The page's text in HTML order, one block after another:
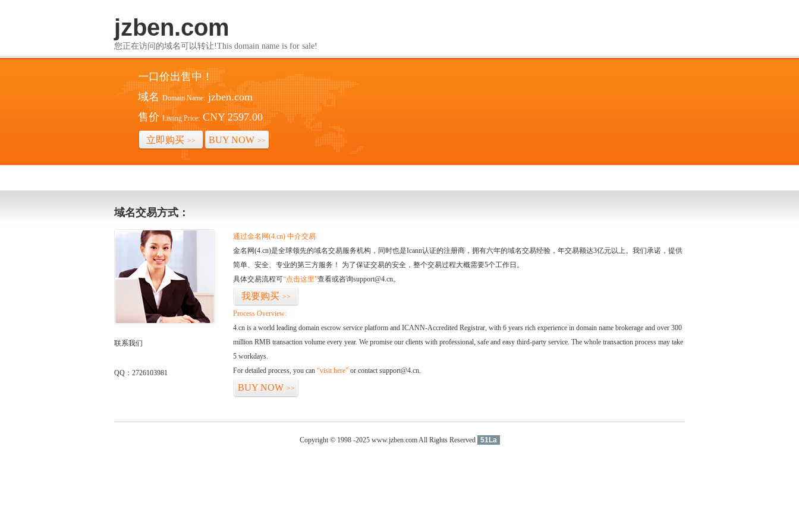
jzben.com
您正在访问的域名可以转让!This domain name is for sale!
一口价出售中！
域名 Domain Name: jzben.com
售价 Listing Price: CNY 2597.00
立即购买 >> BUY NOW >>
域名交易方式：
联系我们
QQ：2726103981
通过金名网(4.cn) 中介交易
金名网(4.cn)是全球领先的域名交易服务机构，同时也是Icann认证的注册商，拥有六年的域名交易经验，年交易额达3亿元以上。我们承诺，提供
简单、安全、专业的第三方服务！ 为了保证交易的安全，整个交易过程大概需要5个工作日。
具体交易流程可“点击这里”查看或咨询support@4.cn。
我要购买 >>
Process Overview:
4.cn is a world leading domain escrow service platform and ICANN-Accredited Registrar, with 6 years rich experience in domain name brokerage and over 300
million RMB transaction volume every year. We promise our clients with professional, safe and easy third-party service. The whole transaction process may take
5 workdays.
For detailed process, you can “visit here” or contact support@4.cn.
BUY NOW >>
Copyright © 1998 -2025 www.jzben.com All Rights Reserved 51La